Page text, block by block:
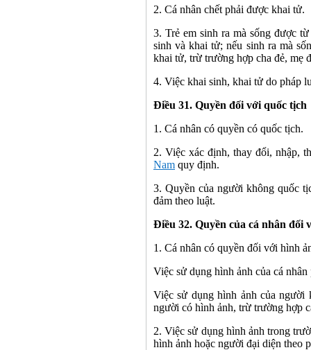
2. Cá nhân chết phải được khai tử.
3. Trẻ em sinh ra mà sống được
sinh và khai tử; nếu sinh ra mà
khai tử, trừ trường hợp cha đẻ, mẹ
4. Việc khai sinh, khai tử do pháp
Điều 31. Quyền đối với quốc tịch
1. Cá nhân có quyền có quốc tịch.
2. Việc xác định, thay đổi, nhập,
Nam quy định.
3. Quyền của người không quốc
đảm theo luật.
Điều 32. Quyền của cá nhân đối
1. Cá nhân có quyền đối với hình
Việc sử dụng hình ảnh của cá
Việc sử dụng hình ảnh của
người có hình ảnh, trừ trường hợp
2. Việc sử dụng hình ảnh trong
hình ảnh hoặc người đại diện theo